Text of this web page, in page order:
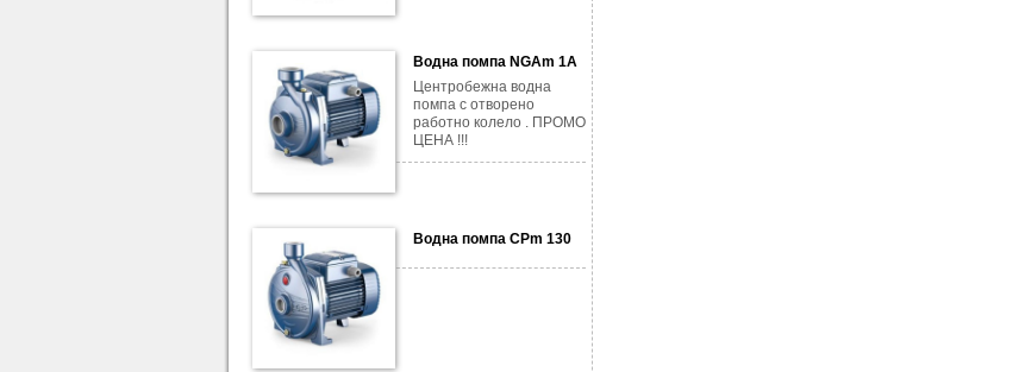
Водна помпа NGAm 1A
Центробежна водна
помпа с отворено
работно колело . ПРОМО
ЦЕНА !!!
Водна помпа CPm 130